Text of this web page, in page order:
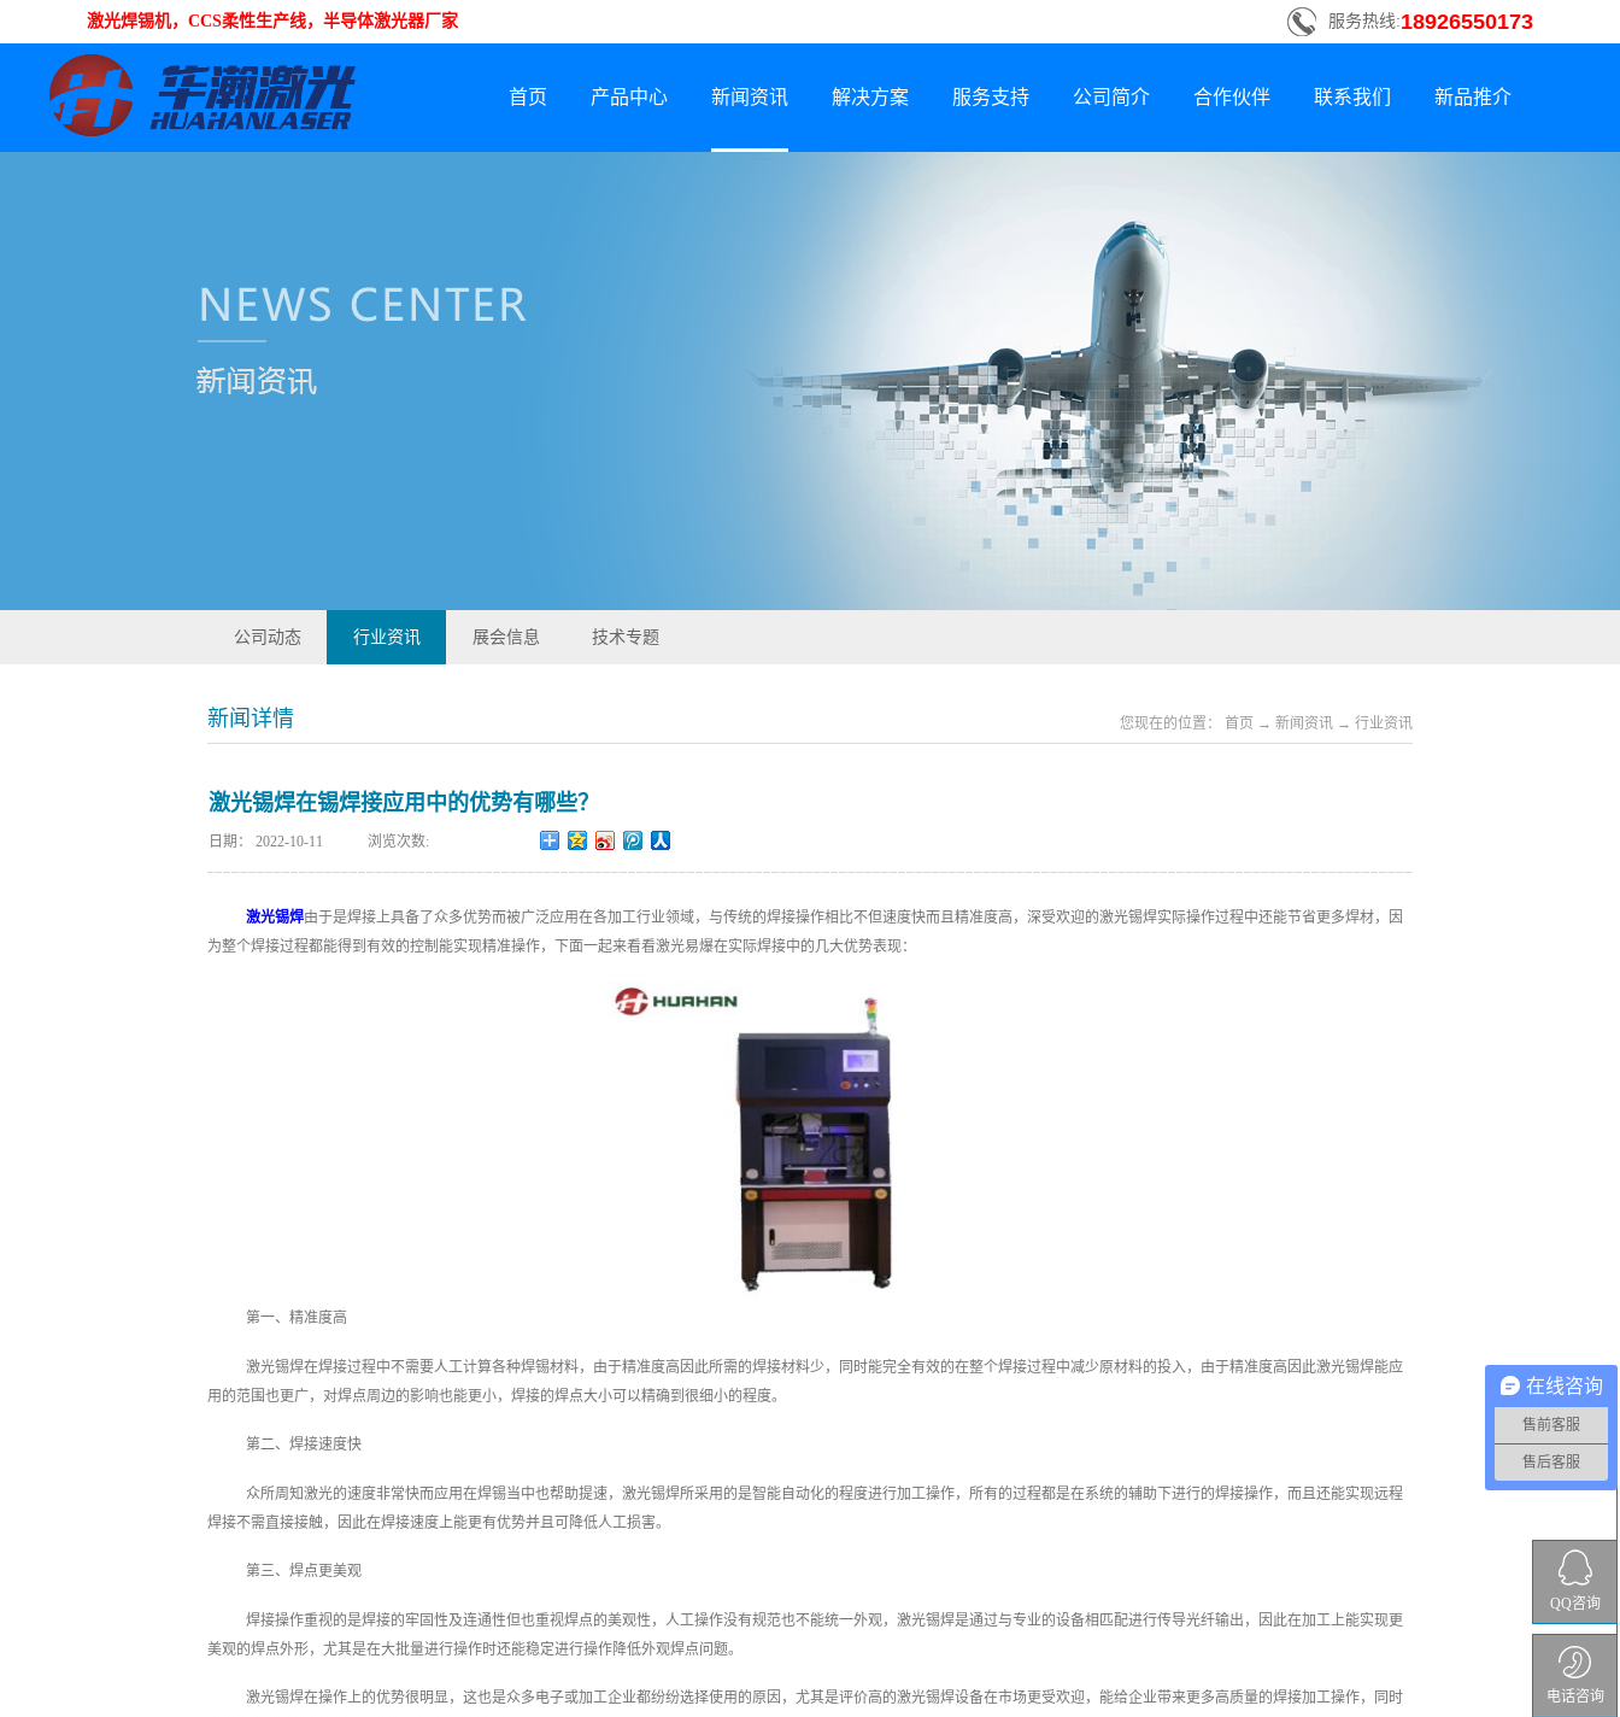
激光焊锡机，CCS柔性生产线，半导体激光器厂家 服务热线:18926550173
首页 产品中心 新闻资讯 解决方案 服务支持
下载中心
公司简介 合作伙伴 联系我们 新品推介
公司动态 行业资讯 展会信息 技术专题
新闻详情 您现在的位置： 首页 → 新闻资讯 → 行业资讯
激光锡焊在锡焊接应用中的优势有哪些？
日期： 2022-10-11 浏览次数:
激光锡焊由于是焊接上具备了众多优势而被广泛应用在各加工行业领域，与传统的焊接操作相比不但速度快而且精准度高，深受欢迎的激光锡焊实际操作过程中还能节省更多焊材，因
为整个焊接过程都能得到有效的控制能实现精准操作，下面一起来看看激光易爆在实际焊接中的几大优势表现：
第一、精准度高
激光锡焊在焊接过程中不需要人工计算各种焊锡材料，由于精准度高因此所需的焊接材料少，同时能完全有效的在整个焊接过程中减少原材料的投入，由于精准度高因此激光锡焊能应
用的范围也更广，对焊点周边的影响也能更小，焊接的焊点大小可以精确到很细小的程度。
第二、焊接速度快
众所周知激光的速度非常快而应用在焊锡当中也帮助提速，激光锡焊所采用的是智能自动化的程度进行加工操作，所有的过程都是在系统的辅助下进行的焊接操作，而且还能实现远程
焊接不需直接接触，因此在焊接速度上能更有优势并且可降低人工损害。
第三、焊点更美观
焊接操作重视的是焊接的牢固性及连通性但也重视焊点的美观性，人工操作没有规范也不能统一外观，激光锡焊是通过与专业的设备相匹配进行传导光纤输出，因此在加工上能实现更
美观的焊点外形，尤其是在大批量进行操作时还能稳定进行操作降低外观焊点问题。
激光锡焊在操作上的优势很明显，这也是众多电子或加工企业都纷纷选择使用的原因，尤其是评价高的激光锡焊设备在市场更受欢迎，能给企业带来更多高质量的焊接加工操作，同时
QQ咨询
电话咨询
在线咨询
售前客服
售后客服